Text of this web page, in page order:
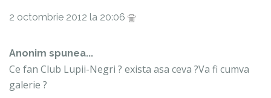
2 octombrie 2012 la 20:06
Anonim spunea...
Ce fan Club Lupii-Negri ? exista asa ceva ?Va fi cumva
galerie ?